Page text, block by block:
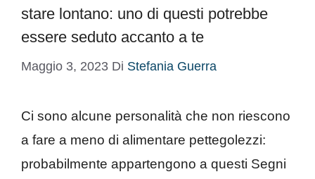
stare lontano: uno di questi potrebbe
essere seduto accanto a te
Maggio 3, 2023 Di Stefania Guerra
Ci sono alcune personalità che non riescono
a fare a meno di alimentare pettegolezzi:
probabilmente appartengono a questi Segni